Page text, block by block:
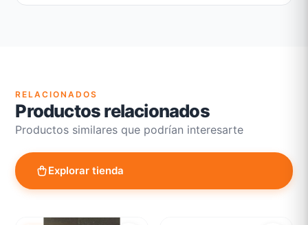
RELACIONADOS
Productos relacionados
Productos similares que podrían interesarte
Explorar tienda